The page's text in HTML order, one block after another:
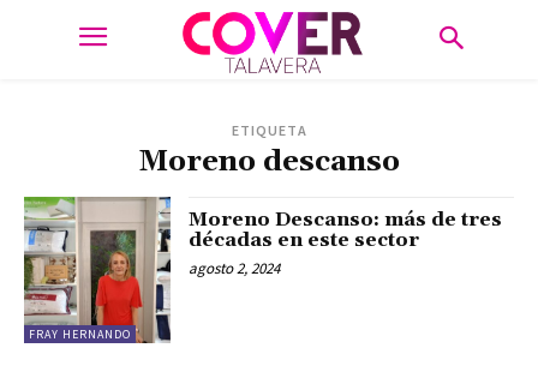
ETIQUETA
Moreno descanso
FRAY HERNANDO
Moreno Descanso: más de tres
décadas en este sector
agosto 2, 2024